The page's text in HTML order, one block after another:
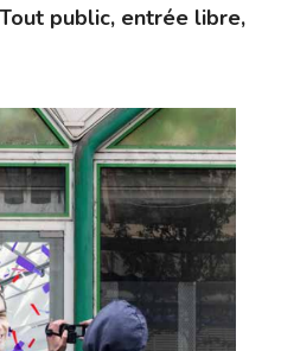
public, entrée libre,